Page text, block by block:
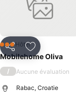
PartagerAjouter à
3 ÉtoilesHôtel
Mobilehome Oliva
/ Aucune évaluation
Rabac, Croatie